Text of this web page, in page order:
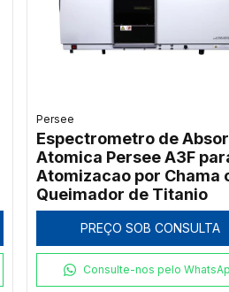
Persee
Espectrometro de
Atomica Persee A3F
Atomizacao por Chama
Queimador de Titanio
PREÇO SOB CONSULTA
Consulte-nos pelo